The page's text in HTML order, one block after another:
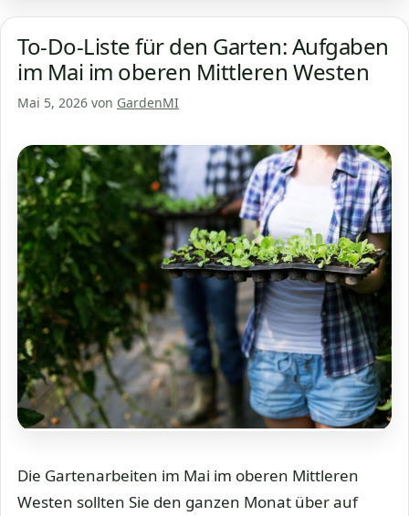
To-Do-Liste für den Garten: Aufgaben
im Mai im oberen Mittleren Westen
Mai 5, 2026 von GardenMI
Die Gartenarbeiten im Mai im oberen Mittleren
Westen sollten Sie den ganzen Monat über auf